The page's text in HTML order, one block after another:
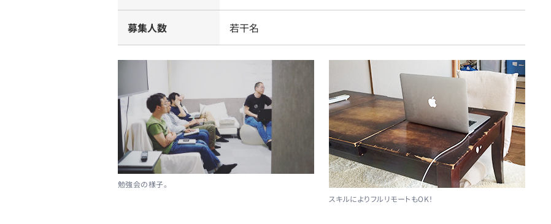
募集人数 若干名
勉強会の様子。
スキルによりフルリモートもOK！